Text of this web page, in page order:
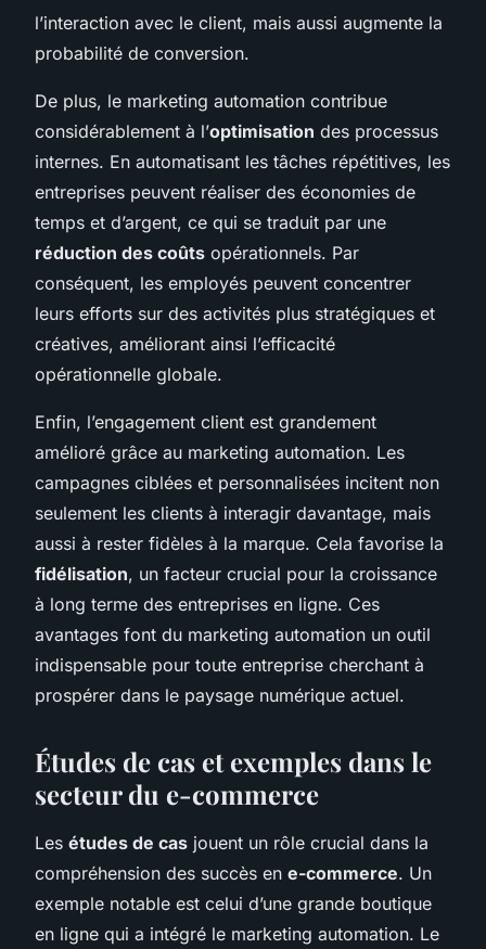
l’interaction avec le client, mais aussi augmente la
probabilité de conversion.
De plus, le marketing automation contribue
considérablement à l’optimisation des processus
internes. En automatisant les tâches répétitives, les
entreprises peuvent réaliser des économies de
temps et d’argent, ce qui se traduit par une
réduction des coûts opérationnels. Par
conséquent, les employés peuvent concentrer
leurs efforts sur des activités plus stratégiques et
créatives, améliorant ainsi l’efficacité
opérationnelle globale.
Enfin, l’engagement client est grandement
amélioré grâce au marketing automation. Les
campagnes ciblées et personnalisées incitent non
seulement les clients à interagir davantage, mais
aussi à rester fidèles à la marque. Cela favorise la
fidélisation, un facteur crucial pour la croissance
à long terme des entreprises en ligne. Ces
avantages font du marketing automation un outil
indispensable pour toute entreprise cherchant à
prospérer dans le paysage numérique actuel.
Études de cas et exemples dans le
secteur du e-commerce
Les études de cas jouent un rôle crucial dans la
compréhension des succès en e-commerce. Un
exemple notable est celui d’une grande boutique
en ligne qui a intégré le marketing automation. Le